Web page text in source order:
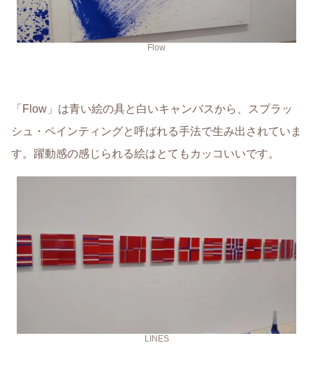
Flow
「Flow」は青い絵の具と白いキャンバスから、スプラッ
シュ・ペインティングと呼ばれる手法で生み出されていま
す。躍動感の感じられる絵はとてもカッコいいです。
LINES